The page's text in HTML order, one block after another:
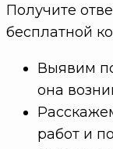
Получите
бесплатной
Выявим
она
работ и